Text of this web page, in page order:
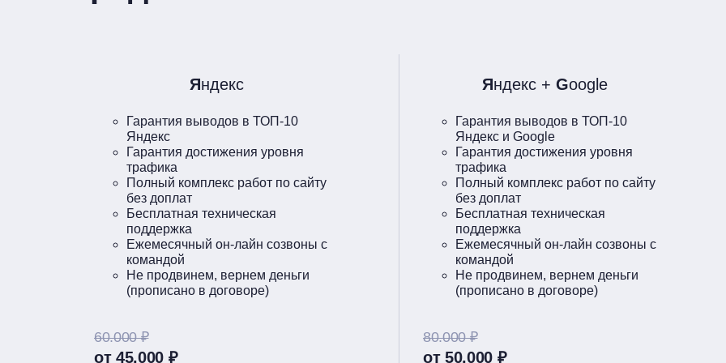
Яндекс
Гарантия выводов в ТОП-10
Яндекс
Гарантия достижения уровня
трафика
Полный комплекс работ по сайту
без доплат
Бесплатная техническая
поддержка
Ежемесячный он-лайн созвоны с
командой
Не продвинем, вернем деньги
(прописано в договоре)
60.000 ₽
от 45.000 ₽
Яндекс + Google
Гарантия выводов в ТОП-10
Яндекс и Google
Гарантия достижения уровня
трафика
Полный комплекс работ по сайту
без доплат
Бесплатная техническая
поддержка
Ежемесячный он-лайн созвоны с
командой
Не продвинем, вернем деньги
(прописано в договоре)
80.000 ₽
от 50.000 ₽